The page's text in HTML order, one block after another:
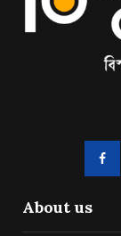
About us